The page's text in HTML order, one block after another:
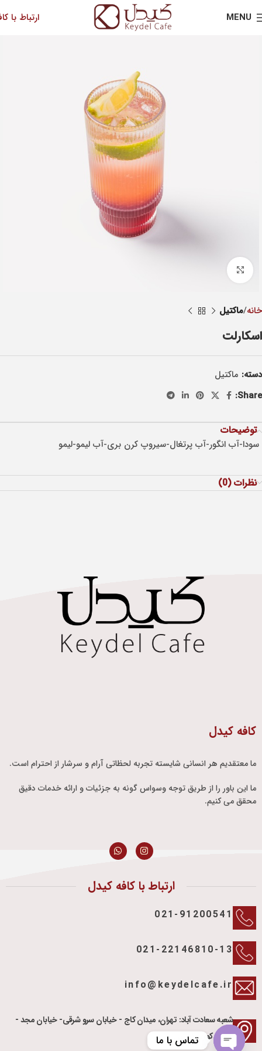
MENU ارتباط با
Click to enlarge
خانه ماکتيل
اسکارلت
دسته: ماکتيل
Share:
توضیحات
سودا-آب انگور-آب پرتغال-سیروپ کرن بری-آب لیمو-لیمو
نظرات (0)
کافه کیدل
ما معتقدیم هر انسانی شایسته تجربه لحظاتی آرام و سرشار از احترام است.
ما این باور را از طریق توجه وسواس گونه به جزئیات و ارائه خدمات دقیق
محقق می کنیم.
ارتباط با کافه کیدل
021-91200541
021-22146810-13
info@keydelcafe.ir
شعبه سعادت آباد: تهران، میدان کاج - خیابان سرو شرقی- خیابان مجد -
تقاطع کوچه نسترنتماس با ما